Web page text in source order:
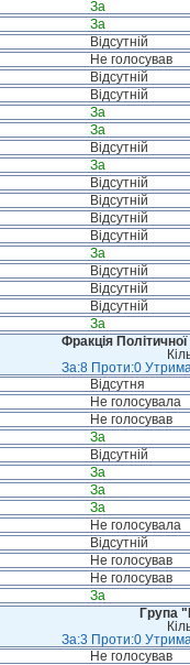
За
За
Відсутній
Не голосував
Відсутній
Відсутній
За
За
Відсутній
За
Відсутній
Відсутній
Відсутній
Відсутній
За
Відсутній
Відсутній
Відсутній
За
Фракція
За:8 Проти:0
Відсутня
Не голосувала
Не голосував
За
Відсутній
За
За
За
Не голосувала
Відсутній
Не голосував
Не голосував
За
Група
За:3 Проти:0
Не голосував